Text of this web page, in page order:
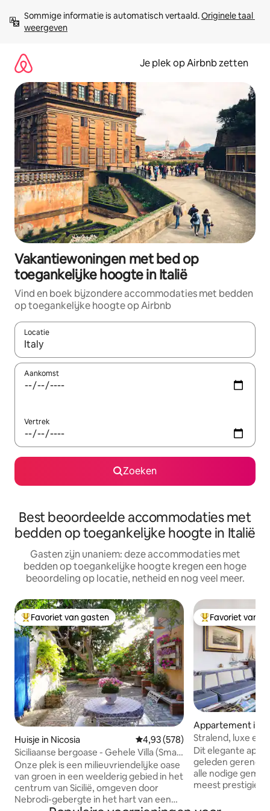
direct
naar
Sommige informatie is automatisch vertaald. Originele taal
weergeven
Je plek op Airbnb zetten
Vakantiewoningen met bed op
toegankelijke hoogte in Italië
Vind en boek bijzondere accommodaties met bedden
op toegankelijke hoogte op Airbnb
Locatie
Wanneer er resultaten beschikbaar zijn, maak je een keuze
Aankomst
Vertrek
Zoeken
Best beoordeelde accommodaties met
bedden op toegankelijke hoogte in Italië
Gasten zijn unaniem: deze accommodaties met
bedden op toegankelijke hoogte kregen een hoge
beoordeling op locatie, netheid en nog veel meer.
Topfavoriet van gasten
Favoriet van gasten
Huisje in Nicosia Gemiddelde beoordeling van
4,93 (578)
Siciliaanse bergoase - Gehele Villa (Smart
W.
Onze plek is een milieuvriendelijke oase
van groen in een weelderig gebied in het
centrum van Sicilië, omgeven door
Nebrodi-gebergte in het hart van een
Topfavoriet van
Favoriet van
Appartement in
Stralend, luxe
Oltrarno
Dit elegante
geleden
alle nodige
meest
historische